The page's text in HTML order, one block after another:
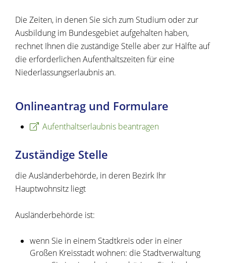
Die Zeiten, in denen Sie sich zum Studium oder zur
Ausbildung im Bundesgebiet aufgehalten haben,
rechnet Ihnen die zuständige Stelle aber zur Hälfte auf
die erforderlichen Aufenthaltszeiten für eine
Niederlassungserlaubnis an.
Onlineantrag und Formulare
Aufenthaltserlaubnis beantragen
Zuständige Stelle
die Ausländerbehörde, in deren Bezirk Ihr
Hauptwohnsitz liegt
Ausländerbehörde ist:
wenn Sie in einem Stadtkreis oder in einer
Großen Kreisstadt wohnen: die Stadtverwaltung